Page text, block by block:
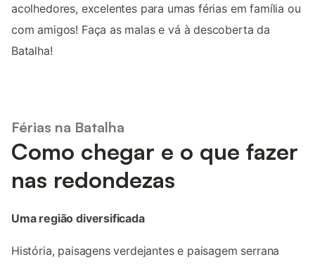
acolhedores, excelentes para umas férias em família ou
com amigos! Faça as malas e vá à descoberta da
Batalha!
Férias na Batalha
Como chegar e o que fazer
nas redondezas
Uma região diversificada
História, paisagens verdejantes e paisagem serrana